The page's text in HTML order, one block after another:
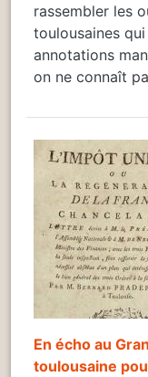
rassembler les
toulousaines
annotations
on ne connaît
En écho au
toulousaine